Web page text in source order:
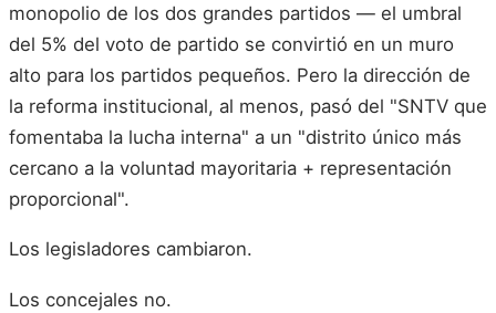
monopolio de los dos grandes partidos — el umbral
del 5% del voto de partido se convirtió en un muro
alto para los partidos pequeños. Pero la dirección de
la reforma institucional, al menos, pasó del "SNTV que
fomentaba la lucha interna" a un "distrito único más
cercano a la voluntad mayoritaria + representación
proporcional".
Los legisladores cambiaron.
Los concejales no.